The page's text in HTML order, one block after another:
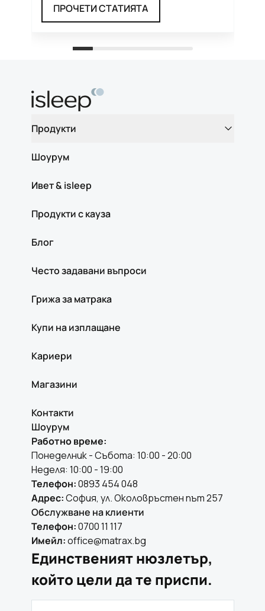
ПРОЧЕТИ СТАТИЯТА
Продукти
Шоурум
Ивет & isleep
Продукти с кауза
Блог
Често задавани въпроси
Грижа за матрака
Купи на изплащане
Кариери
Магазини
Контакти
Шоурум
Работно време:
Понеделник - Събота: 10:00 - 20:00
Неделя: 10:00 - 19:00
Телефон:0893 454 048
Адрес:София, ул. Околовръстен път 257
Обслужване на клиенти
Телефон:0700 11 117
Имейл:office@matrax.bg
Единственият нюзлетър,
който цели да те приспи.